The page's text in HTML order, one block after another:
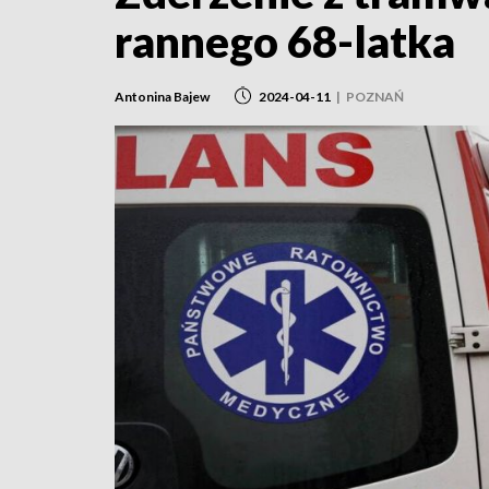
rannego 68-latka
Antonina Bajew 2024-04-11 | POZNAŃ